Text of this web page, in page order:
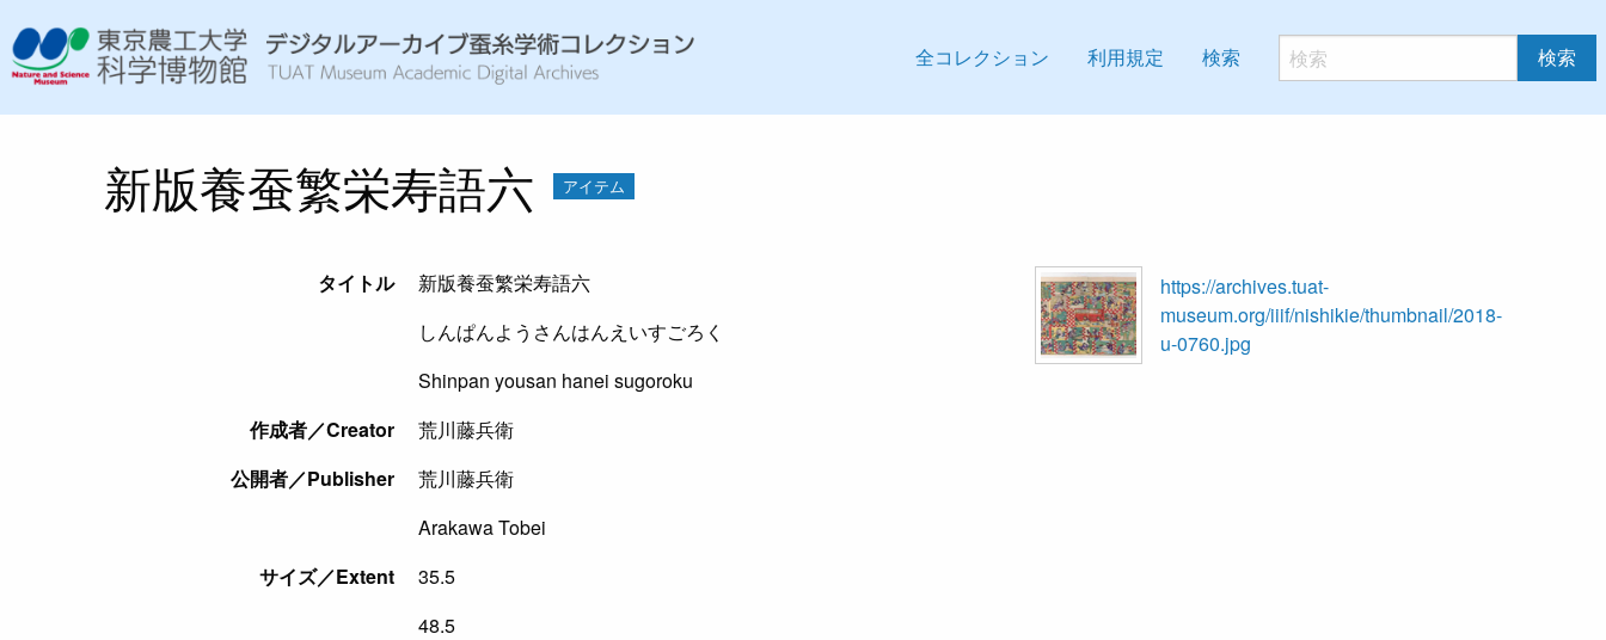
全コレクション 利用規定 検索 検索
新版養蚕繁栄寿語六 アイテム
https://archives.tuat-
museum.org/iiif/nishikie/thumbnail/2018-
u-0760.jpg
タイトル
新版養蚕繁栄寿語六
しんぱんようさんはんえいすごろく
Shinpan yousan hanei sugoroku
作成者／Creator
荒川藤兵衛
公開者／Publisher
荒川藤兵衛
Arakawa Tobei
サイズ／Extent
35.5
48.5